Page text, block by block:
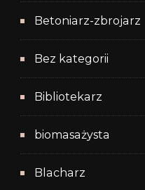
Betoniarz-zbrojarz
Bez kategorii
Bibliotekarz
biomasażysta
Blacharz